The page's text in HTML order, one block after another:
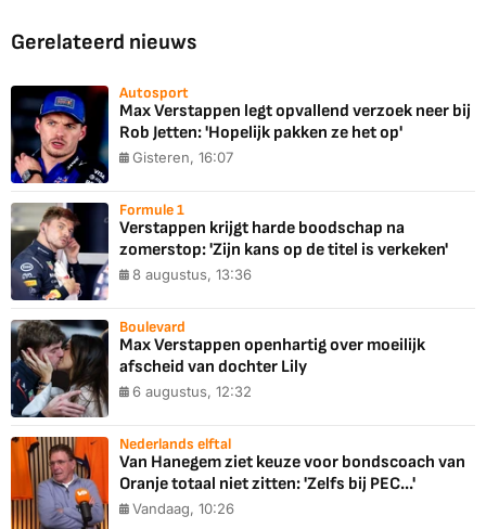
Gerelateerd nieuws
Autosport
Max Verstappen legt opvallend verzoek neer bij
Rob Jetten: 'Hopelijk pakken ze het op'
Gisteren, 16:07
Formule 1
Verstappen krijgt harde boodschap na
zomerstop: 'Zijn kans op de titel is verkeken'
8 augustus, 13:36
Boulevard
Max Verstappen openhartig over moeilijk
afscheid van dochter Lily
6 augustus, 12:32
Nederlands elftal
Van Hanegem ziet keuze voor bondscoach van
Oranje totaal niet zitten: 'Zelfs bij PEC...'
Vandaag, 10:26